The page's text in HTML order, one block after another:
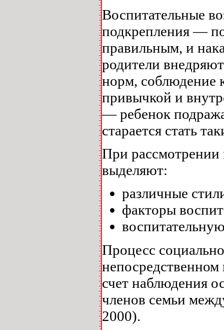
Воспитательные
подкрепления —
правильным, и
родители
норм, соблюдение
привычкой и
— ребенок
старается стать
При рассмотрении
выделяют:
различные
факторы
Процесс
непосредственном
счет наблюдения
членов семьи
2000).